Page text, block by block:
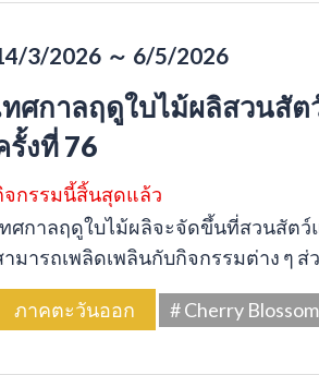
3/2026 ～ 6/5/2026
ทศกาลฤดูใบไม้ผลิสวนสั
รั้งที่ 76
จกรรมนี้สิ้นสุดแล้ว
ทศกาลฤดูใบไม้ผลิจะจัดขึ้นที่สวนสัต
ามารถเพลิดเพลินกับกิจกรรมต่าง ๆ
ภาคตะวันออก # Cherry